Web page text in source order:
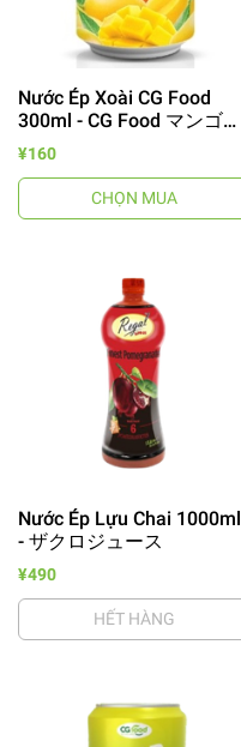
Nước Ép Xoài CG Food
300ml - CG Food マンゴー
ジュース
¥160
CHỌN MUA
Nước Ép Lựu Chai 1000ml
- ザクロジュース
¥490
HẾT HÀNG